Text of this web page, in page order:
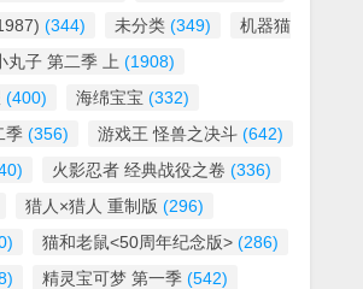
(344) 未分类 (349)
机器猫
丸子 第二季 上 (1908)
(400) 海绵宝宝 (332)
季 (356) 游戏王 怪兽之决斗 (642)
火影忍者 经典战役之卷 (336)
猎人×猎人 重制版 (296)
猫和老鼠<50周年纪念版> (286)
精灵宝可梦 第一季 (542)